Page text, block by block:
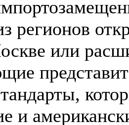
регионов
или
и